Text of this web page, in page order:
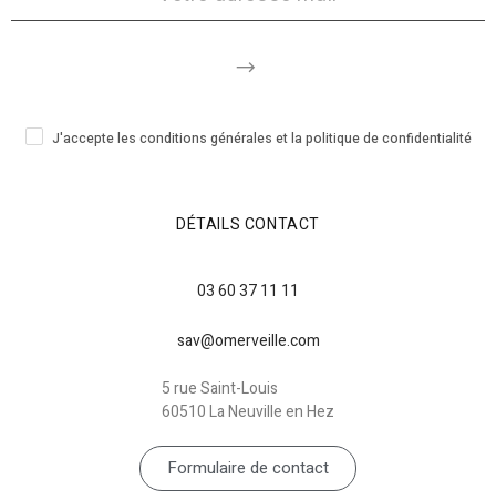
J'accepte les conditions générales et la politique de confidentialité
DÉTAILS CONTACT
03 60 37 11 11
sav@omerveille.com
5 rue Saint-Louis
60510 La Neuville en Hez
Formulaire de contact